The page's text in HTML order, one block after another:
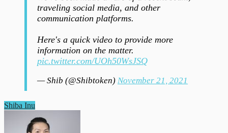
traveling social media, and other
communication platforms.
Here's a quick video to provide more
information on the matter.
pic.twitter.com/UOh50WsJSQ
— Shib (@Shibtoken) November 21, 2021
Shiba Inu